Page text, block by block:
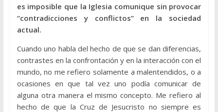
es imposible que la Iglesia comunique sin provocar
“contradicciones y conflictos” en la sociedad
actual.
Cuando uno habla del hecho de que se dan diferencias,
contrastes en la confrontación y en la interacción con el
mundo, no me refiero solamente a malentendidos, o a
ocasiones en que tal vez uno podía comunicar de
alguna otra manera el mismo concepto. Me refiero al
hecho de que la Cruz de Jesucristo no siempre es